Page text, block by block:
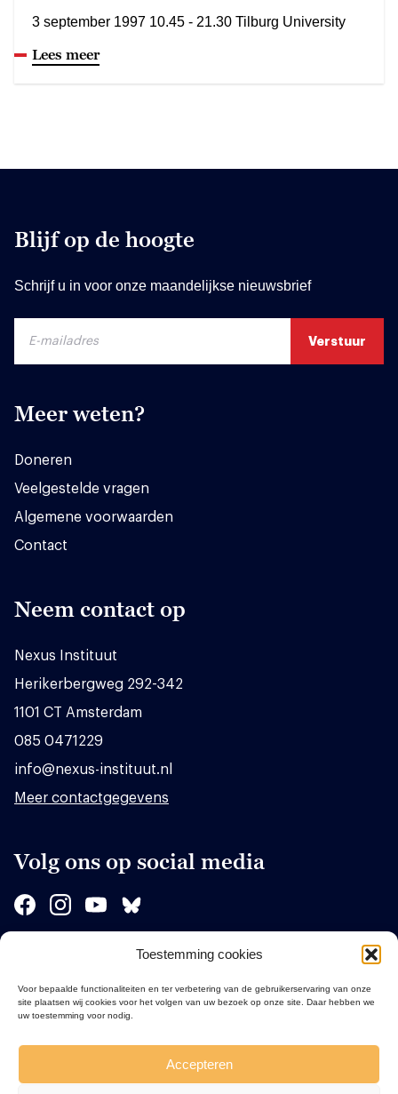
Toestemming cookies
Voor bepaalde functionaliteiten en ter verbetering van de gebruikerservaring van onze
site plaatsen wij cookies voor het volgen van uw bezoek op onze site. Daar hebben we
uw toestemming voor nodig.
Accepteren
3 september 1997 10.45 - 21.30 Tilburg University
Lees meer
Blijf op de hoogte
Schrijf u in voor onze maandelijkse nieuwsbrief
Meer weten?
Doneren
Veelgestelde vragen
Algemene voorwaarden
Contact
Neem contact op
Nexus Instituut
Herikerbergweg 292-342
1101 CT Amsterdam
085 0471229
info@nexus-instituut.nl
Meer contactgegevens
Volg ons op social media